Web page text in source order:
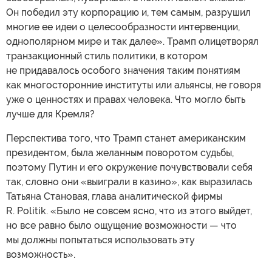
Он победил эту корпорацию и, тем самым, разрушил
многие ее идеи о целесообразности интервенции,
однополярном мире и так далее». Трамп олицетворял
транзакционный стиль политики, в котором
не придавалось особого значения таким понятиям
как многосторонние институты или альянсы, не говоря
уже о ценностях и правах человека. Что могло быть
лучше для Кремля?
Перспектива того, что Трамп станет американским
президентом, была желанным поворотом судьбы,
поэтому Путин и его окружение почувствовали себя
так, словно они «выиграли в казино», как выразилась
Татьяна Становая, глава аналитической фирмы
R. Politik. «Было не совсем ясно, что из этого выйдет,
но все равно было ощущение возможности — что
мы должны попытаться использовать эту
возможность».